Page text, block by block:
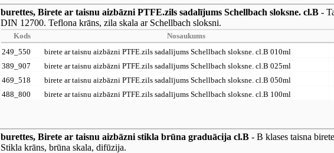
burettes, Birete ar taisnu aizbāzni PTFE.zils sadalījums Schellbach sloksne. cl.B -
DIN 12700. Teflona krāns, zila skala ar Schellbach sloksni.
Kods Nosaukums
249_550
birete ar taisnu aizbāzni PTFE.zils sadalījums Schellbach sloksne. cl.B 010ml
389_907
birete ar taisnu aizbāzni PTFE.zils sadalījums Schellbach sloksne. cl.B 025ml
469_518
birete ar taisnu aizbāzni PTFE.zils sadalījums Schellbach sloksne. cl.B 050ml
488_800
birete ar taisnu aizbāzni PTFE.zils sadalījums Schellbach sloksne. cl.B 100ml
burettes, Birete ar taisnu aizbāzni stikla brūna graduācija cl.B - B klases taisna
Stikla krāns, brūna skala, difūzija.